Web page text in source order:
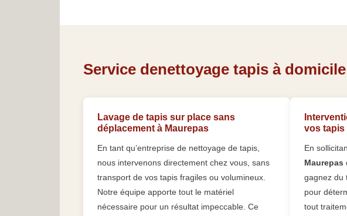
Service denettoyage tapis à
Lavage de tapis sur place sans
déplacement à Maurepas
En tant qu’entreprise de nettoyage de tapis,
nous intervenons directement chez vous, sans
transport de vos tapis fragiles ou volumineux.
Notre équipe apporte tout le matériel
nécessaire pour un résultat impeccable. Ce
vos tapis
En
Maurepas
gagnez du
pour
tout